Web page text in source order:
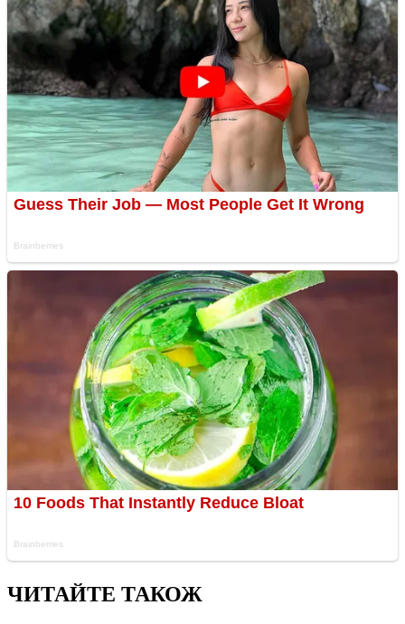
ЧИТАЙТЕ ТАКОЖ